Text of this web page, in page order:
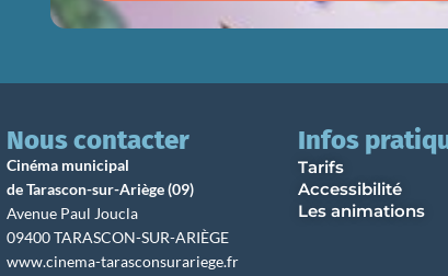
Nous contacter
Cinéma municipal
de Tarascon-sur-Ariège (09)
Avenue Paul Joucla
09400 TARASCON-SUR-ARIÈGE
www.cinema-tarasconsurariege.fr
Infos
Tarifs
Accessibilité
Les animations